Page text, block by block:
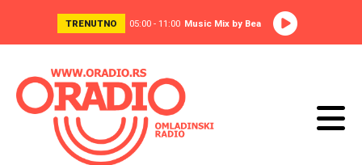
TRENUTNO 05:00 - 11:00 Music Mix by Bea